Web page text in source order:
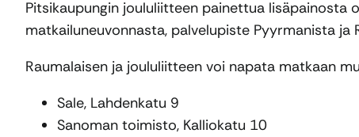
Pitsikaupungin joululiitteen painettua lisäpainosta
matkailuneuvonnasta, palvelupiste Pyyrmanista ja
Raumalaisen ja joululiitteen voi napata matkaan
Sale, Lahdenkatu 9
Sanoman toimisto, Kalliokatu 10